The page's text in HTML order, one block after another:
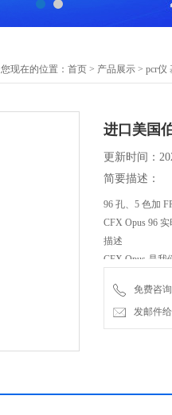
您现在的位置： 首页 > 产品展示 > pcr仪
进口美国
更新时间：
简要描述：
96 孔、5 色加
CFX Opus 96
描述
CFX Opus 是我
更均匀的热性能
扩展的连接性
免费咨询
发邮件